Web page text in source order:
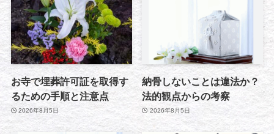
お寺で埋葬許可証を取得す
るための手順と注意点
2026年8月5日
納骨しないことは違法か？
法的観点からの考察
2026年8月5日